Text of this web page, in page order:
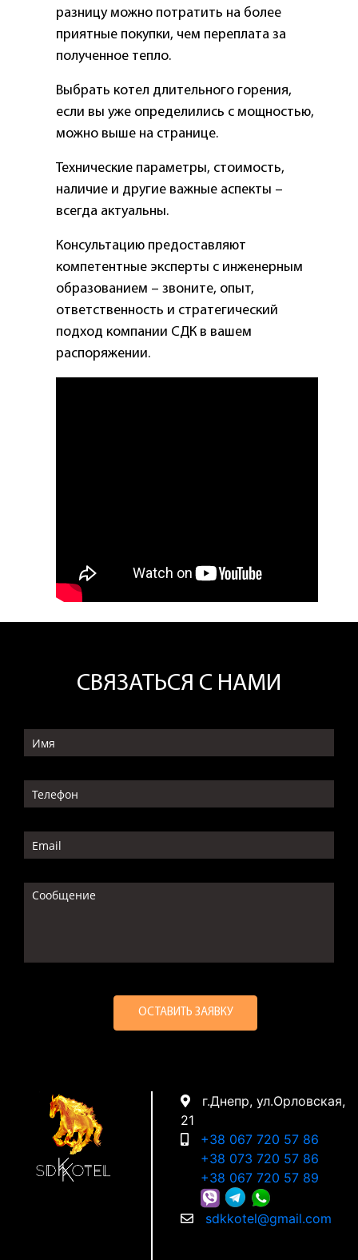
разницу можно потратить на более
приятные покупки, чем переплата за
полученное тепло.
Выбрать котел длительного горения,
если вы уже определились с мощностью,
можно выше на странице.
Технические параметры, стоимость,
наличие и другие важные аспекты –
всегда актуальны.
Консультацию предоставляют
компетентные эксперты с инженерным
образованием – звоните, опыт,
ответственность и стратегический
подход компании СДК в вашем
распоряжении.
СВЯЗАТЬСЯ С НАМИ
г.Днепр, ул.Орловская,
21
+38 067 720 57 86
+38 073 720 57 86
+38 067 720 57 89
sdkkotel@gmail.com